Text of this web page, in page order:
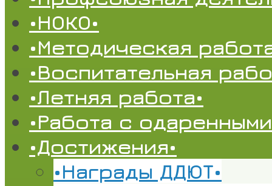
•НОКО•
•Методическая
•Воспитательная
•Летняя работа•
•Работа с
•Достижения•
•Награды ДДЮТ•